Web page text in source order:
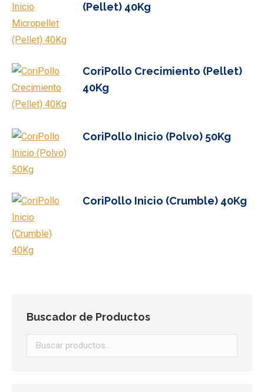
(Pellet) 40Kg
CoriPollo Crecimiento (Pellet)
40Kg
CoriPollo Inicio (Polvo) 50Kg
CoriPollo Inicio (Crumble) 40Kg
Buscador de Productos